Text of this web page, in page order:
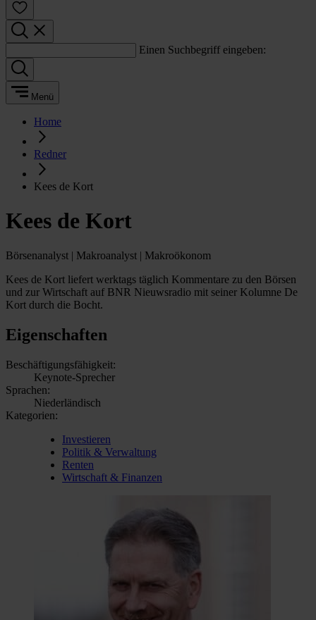
Einen Suchbegriff eingeben:
Menü
Home
Redner
Kees de Kort
Kees de Kort
Börsenanalyst | Makroanalyst | Makroökonom
Kees de Kort liefert werktags täglich Kommentare zu den Börsen
und zur Wirtschaft auf BNR Nieuwsradio mit seiner Kolumne De
Kort durch die Bocht.
Eigenschaften
Beschäftigungsfähigkeit:
Keynote-Sprecher
Sprachen:
Niederländisch
Kategorien:
Investieren
Politik & Verwaltung
Renten
Wirtschaft & Finanzen